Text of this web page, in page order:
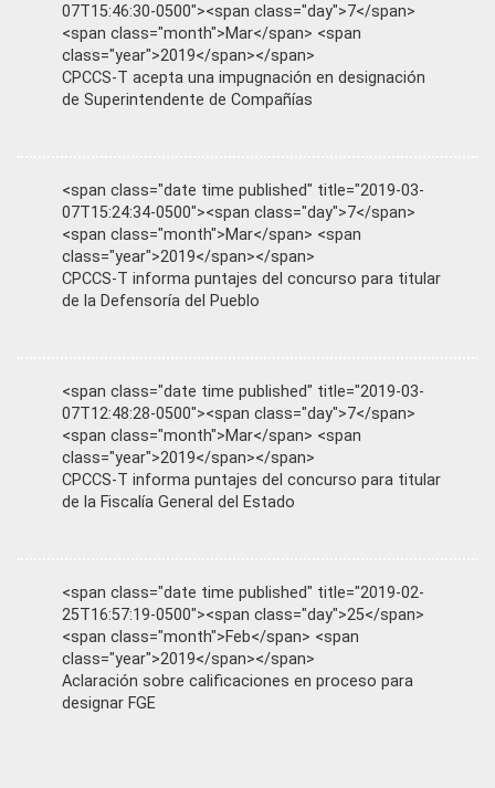
07T15:46:30-0500"><span class="day">7</span>
<span class="month">Mar</span> <span
class="year">2019</span></span>
CPCCS-T acepta una impugnación en designación
de Superintendente de Compañías
<span class="date time published" title="2019-03-
07T15:24:34-0500"><span class="day">7</span>
<span class="month">Mar</span> <span
class="year">2019</span></span>
CPCCS-T informa puntajes del concurso para titular
de la Defensoría del Pueblo
<span class="date time published" title="2019-03-
07T12:48:28-0500"><span class="day">7</span>
<span class="month">Mar</span> <span
class="year">2019</span></span>
CPCCS-T informa puntajes del concurso para titular
de la Fiscalía General del Estado
<span class="date time published" title="2019-02-
25T16:57:19-0500"><span class="day">25</span>
<span class="month">Feb</span> <span
class="year">2019</span></span>
Aclaración sobre calificaciones en proceso para
designar FGE